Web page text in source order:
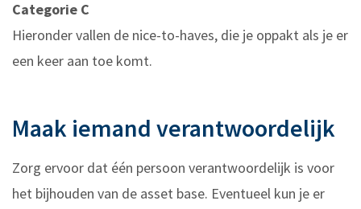
Categorie C
Hieronder vallen de nice-to-haves, die je oppakt als je er
een keer aan toe komt.
Maak iemand verantwoordelijk
Zorg ervoor dat één persoon verantwoordelijk is voor
het bijhouden van de asset base. Eventueel kun je er